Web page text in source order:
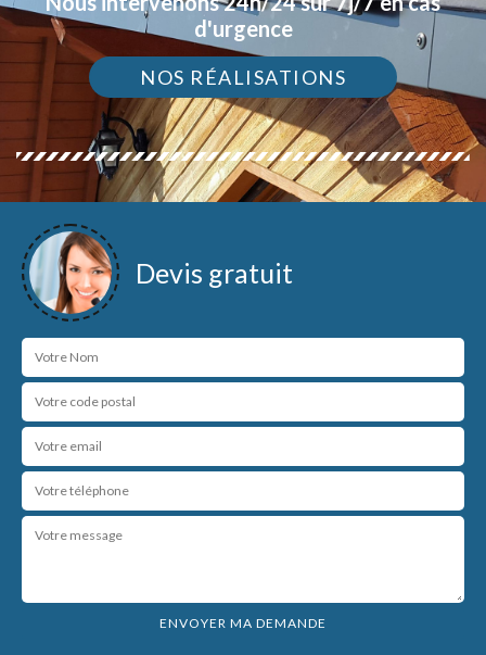
d'urgence
NOS RÉALISATIONS
Devis gratuit